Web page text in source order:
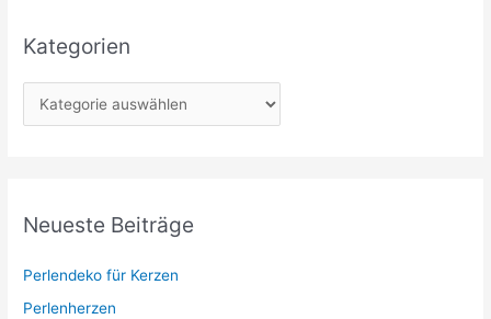
Kategorien
a
g
r
i
Neueste Beiträge
Perlendeko für Kerzen
Perlenherzen